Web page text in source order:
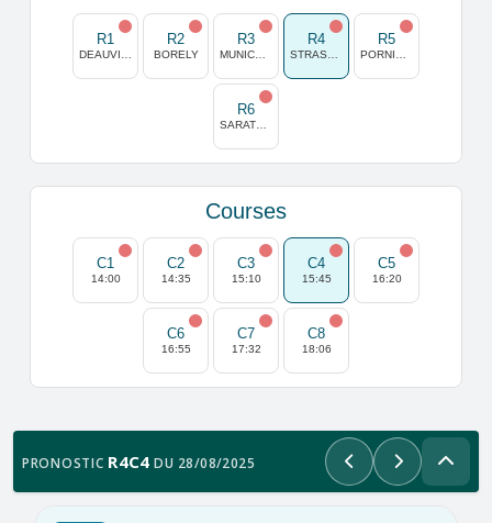
R1 R2
BORELY
R3 R4 R5
R6
Courses
C1
14:00
C2
14:35
C3
15:10
C4
15:45
C5
16:20
C6
16:55
C7
17:32
C8
18:06
PRONOSTIC R4C4 DU 28/08/2025 PrécédentSuivant